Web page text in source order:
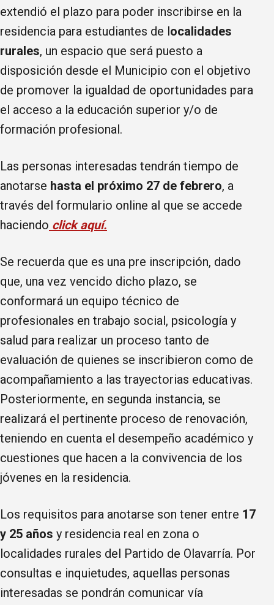
extendió el plazo para poder inscribirse en la
residencia para estudiantes de localidades
rurales, un espacio que será puesto a
disposición desde el Municipio con el objetivo
de promover la igualdad de oportunidades para
el acceso a la educación superior y/o de
formación profesional.
Las personas interesadas tendrán tiempo de
anotarse hasta el próximo 27 de febrero, a
través del formulario online al que se accede
haciendo click aquí.
Se recuerda que es una pre inscripción, dado
que, una vez vencido dicho plazo, se
conformará un equipo técnico de
profesionales en trabajo social, psicología y
salud para realizar un proceso tanto de
evaluación de quienes se inscribieron como de
acompañamiento a las trayectorias educativas.
Posteriormente, en segunda instancia, se
realizará el pertinente proceso de renovación,
teniendo en cuenta el desempeño académico y
cuestiones que hacen a la convivencia de los
jóvenes en la residencia.
Los requisitos para anotarse son tener entre 17
y 25 años y residencia real en zona o
localidades rurales del Partido de Olavarría. Por
consultas e inquietudes, aquellas personas
interesadas se pondrán comunicar vía